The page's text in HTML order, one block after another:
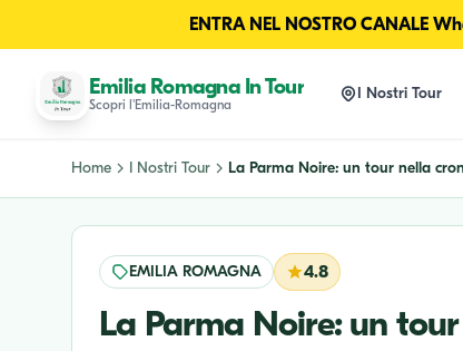
ENTRA NEL NOSTRO CANALE
Emilia Romagna In Tour
Scopri l'Emilia-Romagna
I Nostri Tour
Home I Nostri Tour La Parma Noire: un tour nella
EMILIA ROMAGNA 4.8
La Parma Noire: un